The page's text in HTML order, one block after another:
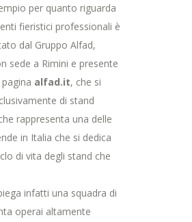
per quanto riguarda
fieristici professionali è
dal Gruppo Alfad,
sede a Rimini e presente
alfad.it, che si
di stand
rappresenta una delle
in Italia che si dedica
di vita degli stand che
infatti una squadra di
operai altamente